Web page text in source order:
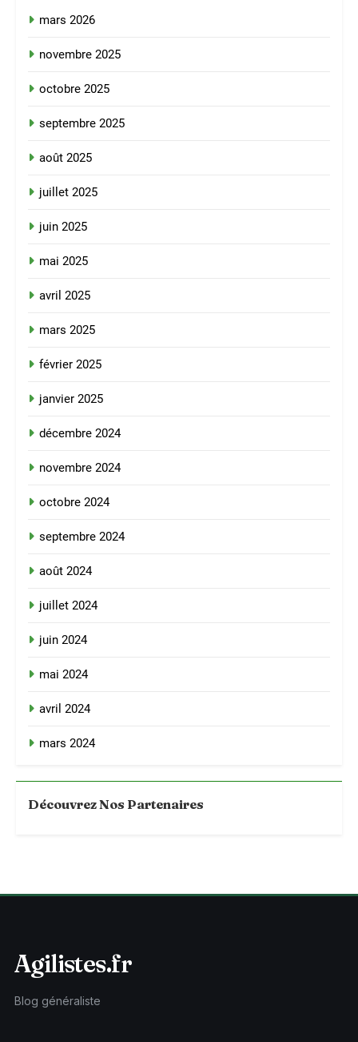
mars 2026
novembre 2025
octobre 2025
septembre 2025
août 2025
juillet 2025
juin 2025
mai 2025
avril 2025
mars 2025
février 2025
janvier 2025
décembre 2024
novembre 2024
octobre 2024
septembre 2024
août 2024
juillet 2024
juin 2024
mai 2024
avril 2024
mars 2024
Découvrez Nos Partenaires
Agilistes.fr
Blog généraliste